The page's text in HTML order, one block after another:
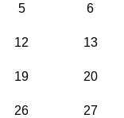
5 6
12 13
19 20
26 27